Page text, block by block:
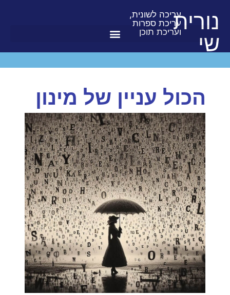
נורית
שי
עריכה לשונית,
עריכת ספרות
ועריכת תוכן
הכול עניין של מינון